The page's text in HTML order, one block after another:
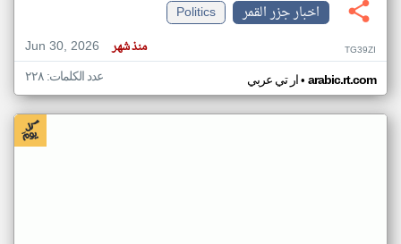
اخبار جزر القمر
Politics
Jun 30, 2026
منذ شهر TG39ZI
ار تي عربي• arabic.rt.com عدد الكلمات: ٢٢٨